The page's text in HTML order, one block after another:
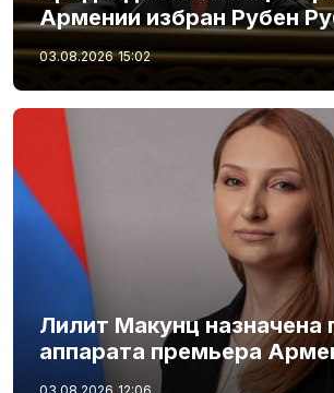
Армении избран Рубен
03.08.2026 15:02
Лилит Макунц назначена
аппарата премьера